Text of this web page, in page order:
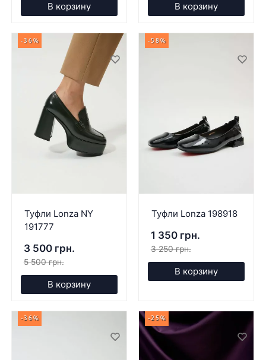
В корзину В корзину
-36%
Туфли Lonza NY
191777
3 500 грн.
5 500 грн.
В корзину
-58%
Туфли Lonza 198918
1 350 грн.
3 250 грн.
В корзину
-36% -25%